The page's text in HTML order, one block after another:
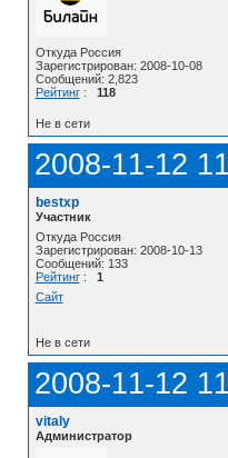
Откуда Россия
Зарегистрирован: 2008-10-08
Сообщений: 2,823
Рейтинг: 118
Не в сети
2008-11-12
bestxp
Участник
Откуда Россия
Зарегистрирован: 2008-10-13
Сообщений: 133
Рейтинг: 1
Сайт
Не в сети
2008-11-12
vitaly
Администратор